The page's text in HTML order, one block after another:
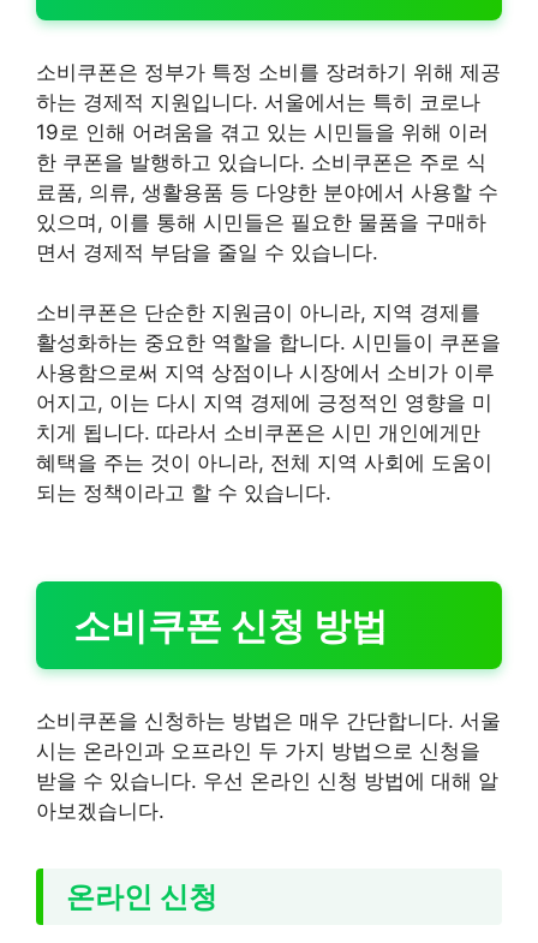
소비쿠폰은 정부가 특정 소비를 장려하기 위해 제공
하는 경제적 지원입니다. 서울에서는 특히 코로나
19로 인해 어려움을 겪고 있는 시민들을 위해 이러
한 쿠폰을 발행하고 있습니다. 소비쿠폰은 주로 식
료품, 의류, 생활용품 등 다양한 분야에서 사용할 수
있으며, 이를 통해 시민들은 필요한 물품을 구매하
면서 경제적 부담을 줄일 수 있습니다.
소비쿠폰은 단순한 지원금이 아니라, 지역 경제를
활성화하는 중요한 역할을 합니다. 시민들이 쿠폰을
사용함으로써 지역 상점이나 시장에서 소비가 이루
어지고, 이는 다시 지역 경제에 긍정적인 영향을 미
치게 됩니다. 따라서 소비쿠폰은 시민 개인에게만
혜택을 주는 것이 아니라, 전체 지역 사회에 도움이
되는 정책이라고 할 수 있습니다.
소비쿠폰 신청 방법
소비쿠폰을 신청하는 방법은 매우 간단합니다. 서울
시는 온라인과 오프라인 두 가지 방법으로 신청을
받을 수 있습니다. 우선 온라인 신청 방법에 대해 알
아보겠습니다.
온라인 신청